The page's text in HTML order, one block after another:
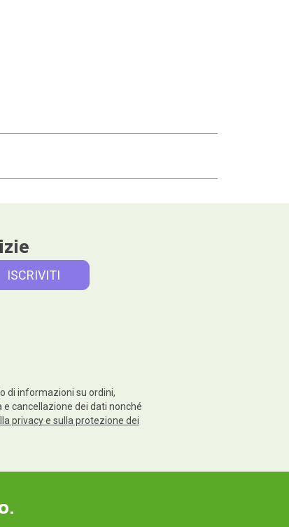
di informazioni su ordini,
cancellazione dei dati nonché
privacy e sulla protezione dei